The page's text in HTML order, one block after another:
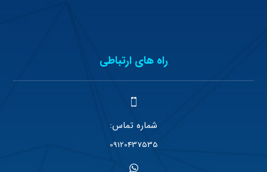
راه های ارتباطی
شماره تماس:
09120437535